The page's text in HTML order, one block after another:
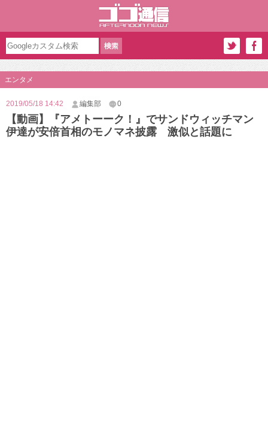
エンタメ
2019/05/18 14:42 編集部 0
【動画】『アメトーーク！』でサンドウィッチマン
伊達が安倍首相のモノマネ披露 激似と話題に